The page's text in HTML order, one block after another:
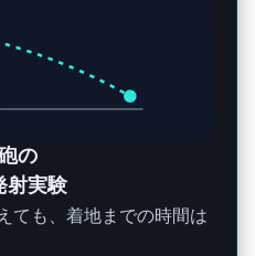
コンピュータ・サイエン
れておる。つまり、ある
での科学のやり方を根本
があるというわけじゃ。
天文学の業績だけではな
、実に30年ものあいだ思
けた『最大の謎』があっ
の
射実験
ても、着地までの時間は